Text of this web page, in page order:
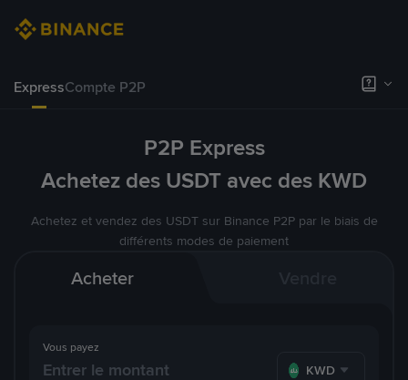
ExpressCompte P2P
P2P Express
Achetez des USDT avec des KWD
Achetez et vendez des USDT sur Binance P2P par le biais de
différents modes de paiement
Acheter
Vous payez
KWD